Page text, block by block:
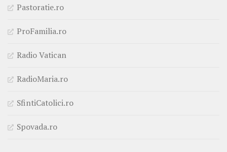
Pastoratie.ro
ProFamilia.ro
Radio Vatican
RadioMaria.ro
SfintiCatolici.ro
Spovada.ro